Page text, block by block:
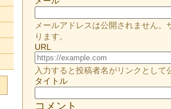
メールアドレスは公開されません
ります。
URL
入力すると投稿者名がリンクとして
タイトル
コメント